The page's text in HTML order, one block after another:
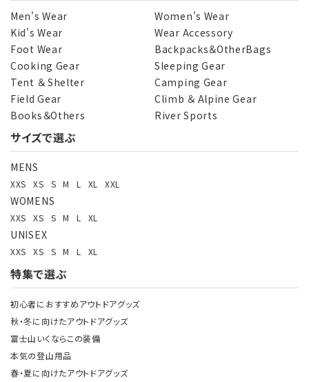
Men's Wear
Women's Wear
Kid's Wear
Wear Accessory
Foot Wear
Backpacks＆OtherBags
Cooking Gear
Sleeping Gear
Tent ＆ Shelter
Camping Gear
Field Gear
Climb ＆ Alpine Gear
Books＆Others
River Sports
サイズで選ぶ
MENS
XXS XS S M L XL XXL
WOMENS
XXS XS S M L XL
UNISEX
XXS XS S M L XL
特集で選ぶ
初心者におすすめアウトドアグッズ
秋・冬に向けたアウトドアグッズ
富士山いくならこの装備
本気の登山用品
春・夏に向けたアウトドアグッズ